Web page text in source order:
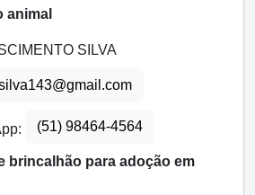
animal
SILVA
(51) 98464-4564
brincalhão para adoção em